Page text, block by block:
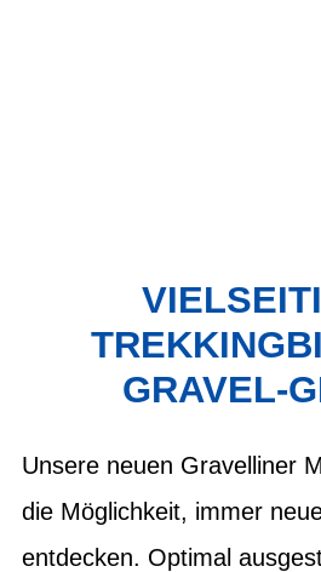
GRAVEL-
Unsere neuen Gravelliner
die Möglichkeit, immer
entdecken. Optimal